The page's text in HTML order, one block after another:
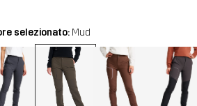
selezionato: Mud